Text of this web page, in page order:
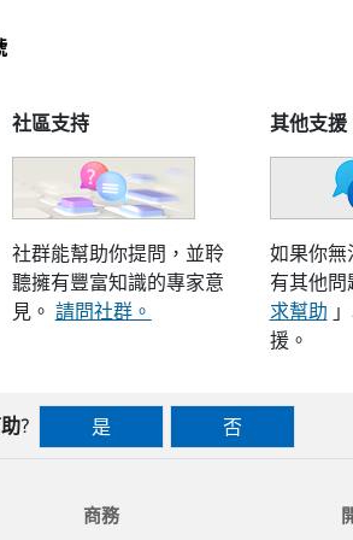
社區支持
社群能幫助你提問，並聆
聽擁有豐富知識的專家意
見。 請問社群。
其他支援
如果你無
有其他
求幫助
援。
? 是 否
商務